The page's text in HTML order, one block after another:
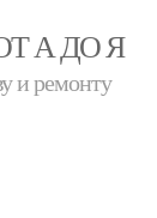
А ДО Я
и ремонту